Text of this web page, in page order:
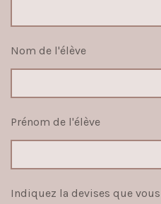
Nom de l'élève
Prénom de l'élève
Indiquez la devises que